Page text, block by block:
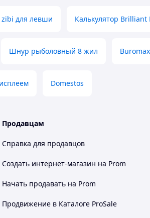
для левши Калькулятор Brilliant
Шнур рыболовный 8 жил
Domestos
Продавцам
Справка для продавцов
Создать интернет-магазин на Prom
Начать продавать на Prom
Продвижение в Каталоге ProSale